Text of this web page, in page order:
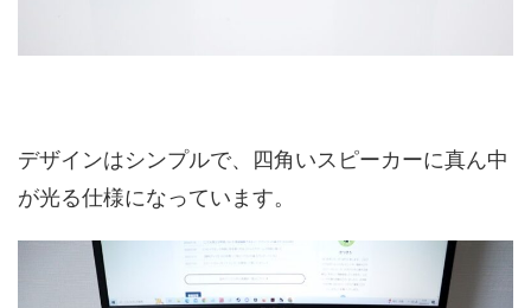
デザインはシンプルで、四角いスピーカーに真ん中
が光る仕様になっています。